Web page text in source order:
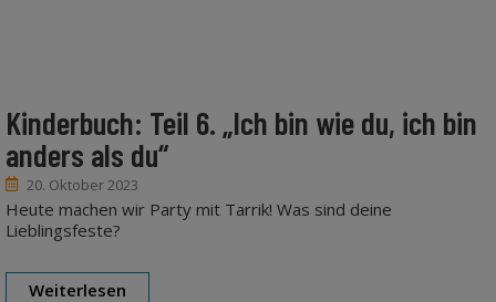
Kinderbuch: Teil 6. „Ich bin wie du, ich bin
anders als du“
20. Oktober 2023
Heute machen wir Party mit Tarrik! Was sind deine
Lieblingsfeste?
Weiterlesen